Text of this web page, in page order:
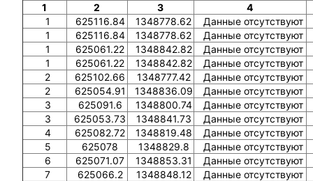
1
2 3
4
1
625116.84 1348778.62
Данные отсутствуют
1
625116.84 1348778.62
Данные отсутствуют
1
625061.22 1348842.82
Данные отсутствуют
1
625061.22 1348842.82
Данные отсутствуют
2
625102.66 1348777.42
Данные отсутствуют
2
625054.91 1348836.09
Данные отсутствуют
3
625091.6 1348800.74
Данные отсутствуют
3
625053.73 1348841.73
Данные отсутствуют
4
625082.72 1348819.48
Данные отсутствуют
5
625078 1348829.8
Данные отсутствуют
6
625071.07 1348853.31
Данные отсутствуют
7
625066.2 1348848.12
Данные отсутствуют